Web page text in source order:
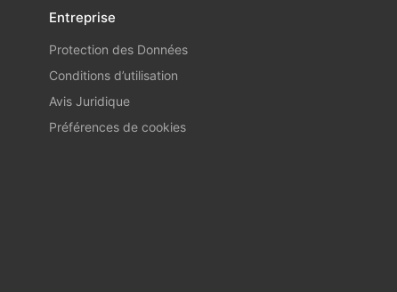
Entreprise
Protection des Données
Conditions d’utilisation
Avis Juridique
Préférences de cookies